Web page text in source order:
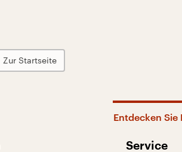
Zur Startseite
Entdecken
Service